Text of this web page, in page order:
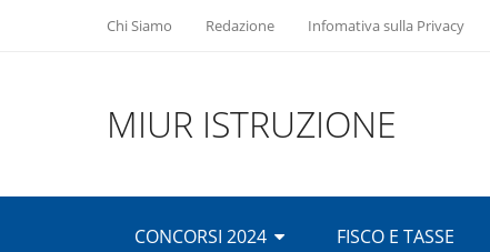
Chi Siamo Redazione Infomativa sulla Privacy
MIUR ISTRUZIONE
CONCORSI 2024 FISCO E TASSE